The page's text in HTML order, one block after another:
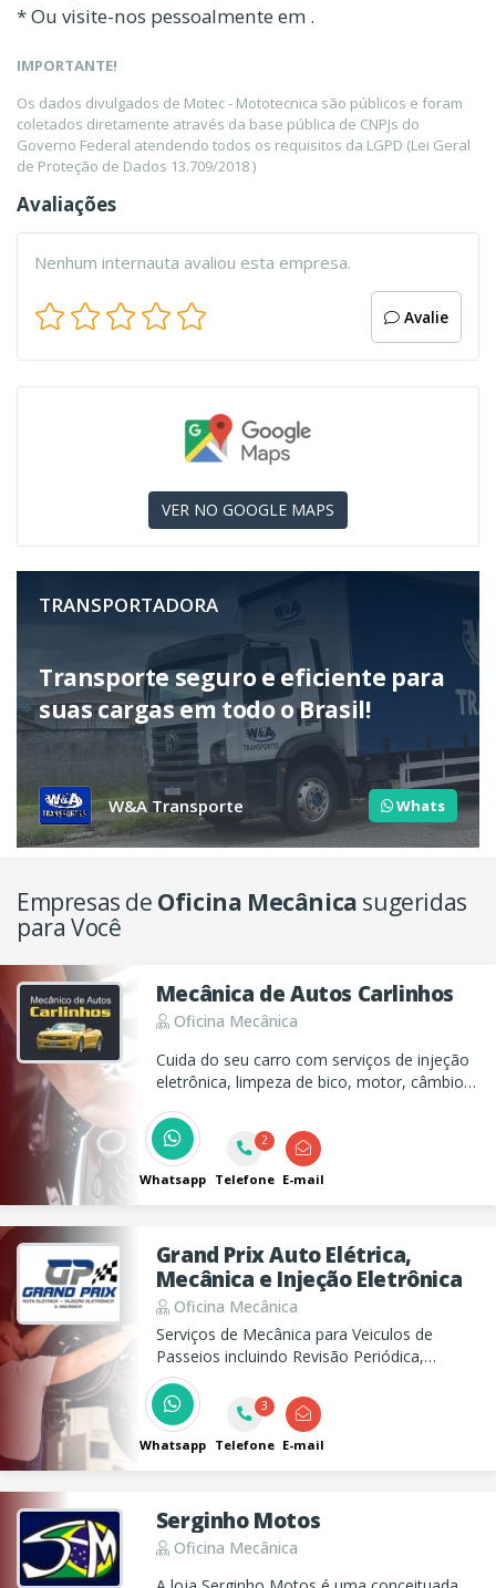
* Ou visite-nos pessoalmente em .
IMPORTANTE!
Os dados divulgados de Motec - Mototecnica são públicos e foram
coletados diretamente através da base pública de CNPJs do
Governo Federal atendendo todos os requisitos da LGPD (Lei Geral
de Proteção de Dados 13.709/2018 )
Avaliações
Nenhum internauta avaliou esta empresa.
Avalie
VER NO GOOGLE MAPS
TRANSPORTADORA
Transporte seguro e eficiente para
suas cargas em todo o Brasil!
W&A Transporte Whats
Empresas de Oficina Mecânica sugeridas
para Você
Mecânica de Autos Carlinhos
Oficina Mecânica
Cuida do seu carro com serviços de injeção
eletrônica, limpeza de bico, motor, câmbio e
Whatsapp
2
Telefone E-mail
Grand Prix Auto Elétrica,
Mecânica e Injeção Eletrônica
Oficina Mecânica
Serviços de Mecânica para Veiculos de
Passeios incluindo Revisão Periódica,
Manutenção de Correia Dentada,
Suspensão, Freio, Embreagem, além de
Serviços de Auto Elétrica para Veículos de
Passeio, Caminhões, Tratores e Máq. de
Terraplanagem.
Whatsapp
3
Telefone E-mail
Serginho Motos
Oficina Mecânica